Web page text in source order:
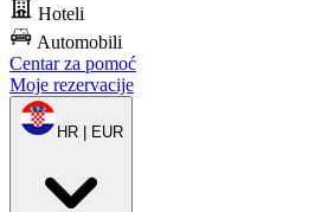
Hoteli
Automobili
Centar za pomoć
Moje rezervacije
HR | EUR